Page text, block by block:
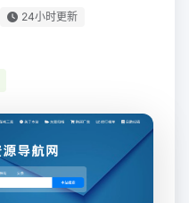
24小时更新